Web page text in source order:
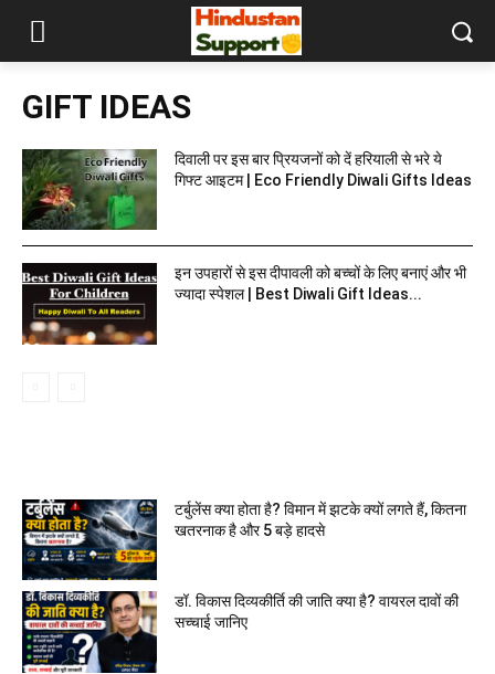
GIFT IDEAS
दिवाली पर इस बार प्रियजनों को दें हरियाली से भरे ये
गिफ्ट आइटम | Eco Friendly Diwali Gifts Ideas
इन उपहारों से इस दीपावली को बच्चों के लिए बनाएं और भी
ज्यादा स्पेशल | Best Diwali Gift Ideas...
टर्बुलेंस क्या होता है? विमान में झटके क्यों लगते हैं, कितना
खतरनाक है और 5 बड़े हादसे
डॉ. विकास दिव्यकीर्ति की जाति क्या है? वायरल दावों की
सच्चाई जानिए